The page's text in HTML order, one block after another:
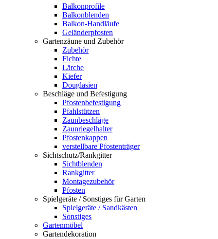
Balkonprofile
Balkonblenden
Balkon-Handläufe
Geländerpfosten
Gartenzäune und Zubehör
Zubehör
Fichte
Lärche
Kiefer
Douglasien
Beschläge und Befestigung
Pfostenbefestigung
Pfahlstützen
Zaunbeschläge
Zaunriegelhalter
Pfostenkappen
verstellbare Pfostenträger
Sichtschutz/Rankgitter
Sichtblenden
Rankgitter
Montagezubehör
Pfosten
Spielgeräte / Sonstiges für Garten
Spielgeräte / Sandkästen
Sonstiges
Gartenmöbel
Gartendekoration